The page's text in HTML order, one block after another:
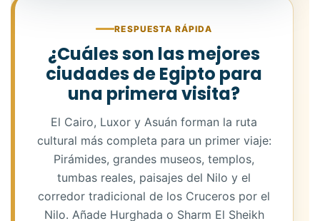
RESPUESTA RÁPIDA
¿Cuáles son las mejores
ciudades de Egipto para
una primera visita?
El Cairo, Luxor y Asuán forman la ruta
cultural más completa para un primer viaje:
Pirámides, grandes museos, templos,
tumbas reales, paisajes del Nilo y el
corredor tradicional de los Cruceros por el
Nilo. Añade Hurghada o Sharm El Sheikh